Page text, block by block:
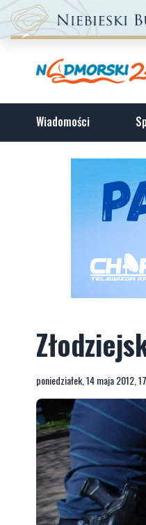
Wiadomości
poniedziałek, 14 maja 2012,